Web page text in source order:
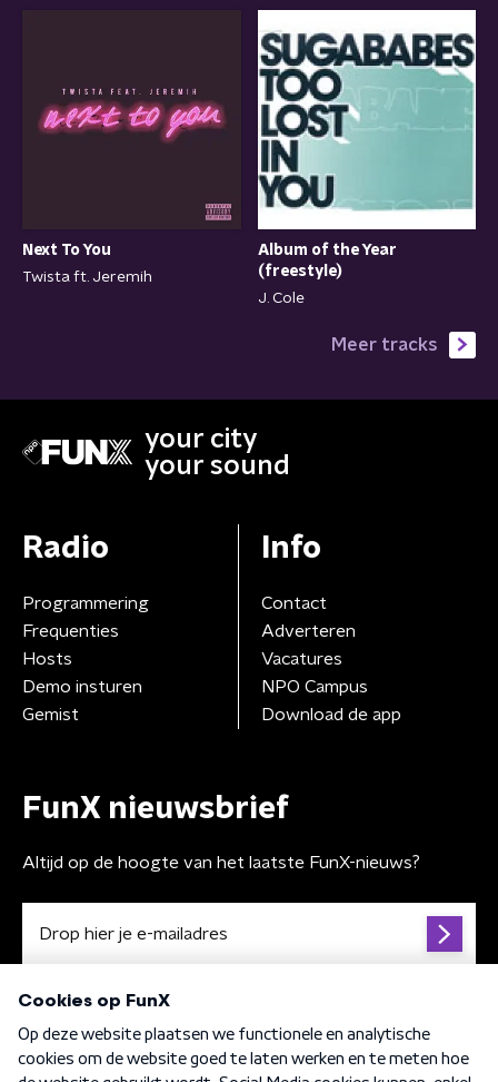
Next To You
Twista ft. Jeremih
Album of the Year
(freestyle)
J. Cole
Meer tracks
your city
your sound
Radio
Programmering
Frequenties
Hosts
Demo insturen
Gemist
Info
Contact
Adverteren
Vacatures
NPO Campus
Download de app
FunX nieuwsbrief
Altijd op de hoogte van het laatste FunX-nieuws?